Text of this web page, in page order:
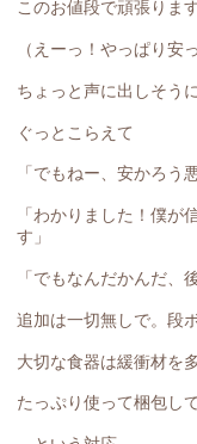
このお値段で頑張ります
（えーっ！やっぱり安
ちょっと声に出しそう
ぐっとこらえて
「でもねー、安かろう
「わかりました！僕が
す」
「でもなんだかんだ、
追加は一切無しで。段
大切な食器は緩衝材を
たっぷり使って梱包し